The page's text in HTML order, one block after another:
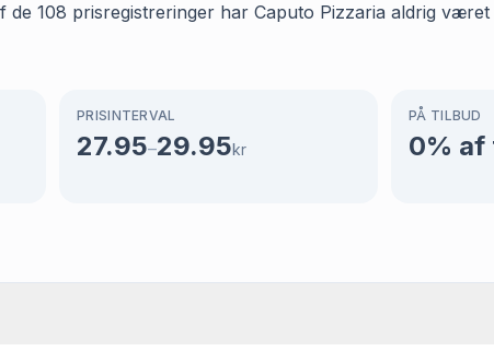
108 prisregistreringer har Caputo Pizzaria aldrig
PRISINTERVAL
27.95–29.95kr
PÅ TILBUD
0% af